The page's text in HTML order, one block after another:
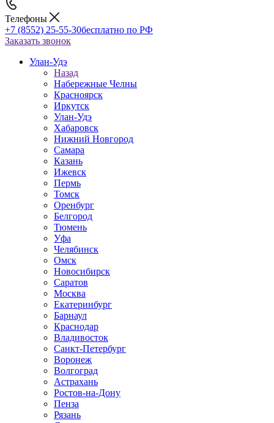
Телефоны
+7 (8552) 25-55-30бесплатно по РФ
Заказать звонок
Улан-Удэ
Назад
Набережные Челны
Красноярск
Иркутск
Улан-Удэ
Хабаровск
Нижний Новгород
Самара
Казань
Ижевск
Пермь
Томск
Оренбург
Белгород
Тюмень
Уфа
Челябинск
Омск
Новосибирск
Саратов
Москва
Екатеринбург
Барнаул
Краснодар
Владивосток
Санкт-Петербург
Воронеж
Волгоград
Астрахань
Ростов-на-Дону
Пенза
Рязань